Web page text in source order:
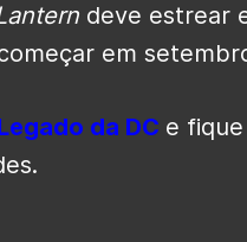
deve estrear
em
da DC e